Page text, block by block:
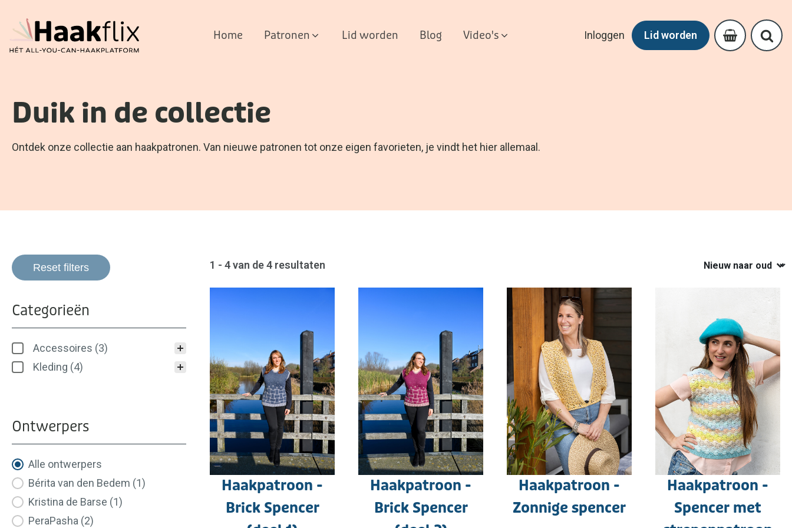
Home Patronen Lid worden Blog Video's Inloggen Lid worden
Duik in de collectie
Ontdek onze collectie aan haakpatronen. Van nieuwe patronen tot onze eigen favorieten, je vindt het hier allemaal.
Reset filters
Categorieën
Categorieën
Accessoires (3)
Kleding (4)
Ontwerpers
Ontwerpers
Alle ontwerpers
Bérita van den Bedem (1)
Kristina de Barse (1)
PeraPasha (2)
1 - 4 van de 4 resultaten Nieuw naar oud
Haakpatroon -
Brick Spencer
Haakpatroon -
Brick Spencer
Haakpatroon -
Zonnige spencer
Haakpatroon -
Spencer met